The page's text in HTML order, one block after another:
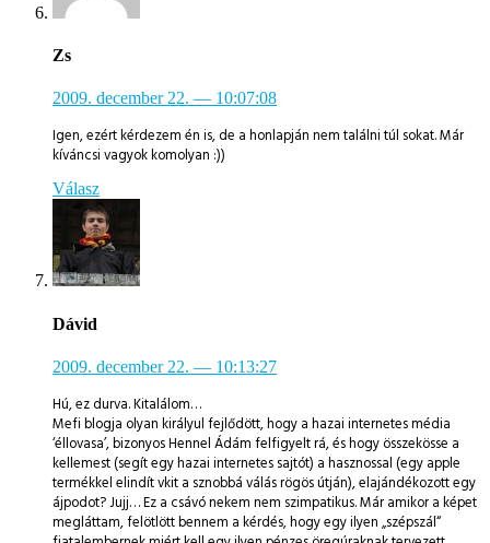
Zs
2009. december 22. — 10:07:08
Igen, ezért kérdezem én is, de a honlapján nem találni túl sokat. Már
kíváncsi vagyok komolyan :))
Válasz
Dávid
2009. december 22. — 10:13:27
Hú, ez durva. Kitalálom…
Mefi blogja olyan királyul fejlődött, hogy a hazai internetes média
‘éllovasa’, bizonyos Hennel Ádám felfigyelt rá, és hogy összekösse a
kellemest (segít egy hazai internetes sajtót) a hasznossal (egy apple
termékkel elindít vkit a sznobbá válás rögös útján), elajándékozott egy
ájpodot? Jujj… Ez a csávó nekem nem szimpatikus. Már amikor a képet
megláttam, felötlött bennem a kérdés, hogy egy ilyen „szépszál“